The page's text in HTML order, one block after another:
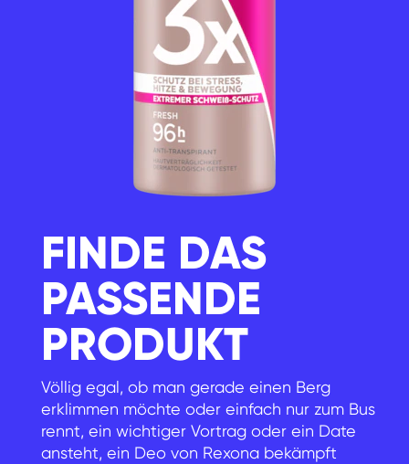
FINDE DAS
PASSENDE
PRODUKT
Völlig egal, ob man gerade einen Berg
erklimmen möchte oder einfach nur zum Bus
rennt, ein wichtiger Vortrag oder ein Date
ansteht, ein Deo von Rexona bekämpft